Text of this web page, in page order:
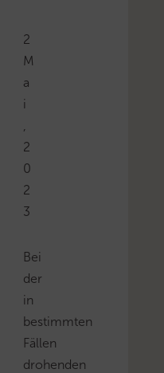
2
M
a
i
,
2
0
2
3
Bei
der
in
bestimmten
Fällen
drohenden